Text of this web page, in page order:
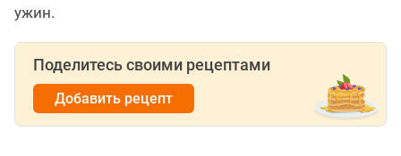
ужин.
Поделитесь своими рецептами
Добавить рецепт